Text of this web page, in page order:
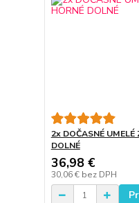
2x DOČASNÉ UMELÉ
DOLNÉ
36,98 €
30,06 € bez DPH